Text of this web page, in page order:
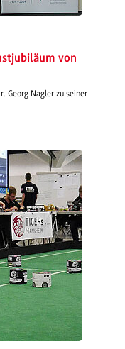
von
Georg Nagler zu seiner